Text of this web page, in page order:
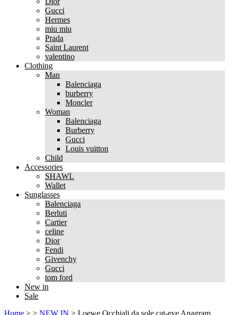
Gucci
Hermes
miu miu
Prada
Saint Laurent
valentino
Clothing
Man
Balenciaga
burberry
Moncler
Woman
Balenciaga
Burberry
Gucci
Louis vuitton
Child
Accessories
SHAWL
Wallet
Sunglasses
Balenciaga
Berluti
Cartier
celine
Dior
Fendi
Givenchy
Gucci
tom ford
New in
Sale